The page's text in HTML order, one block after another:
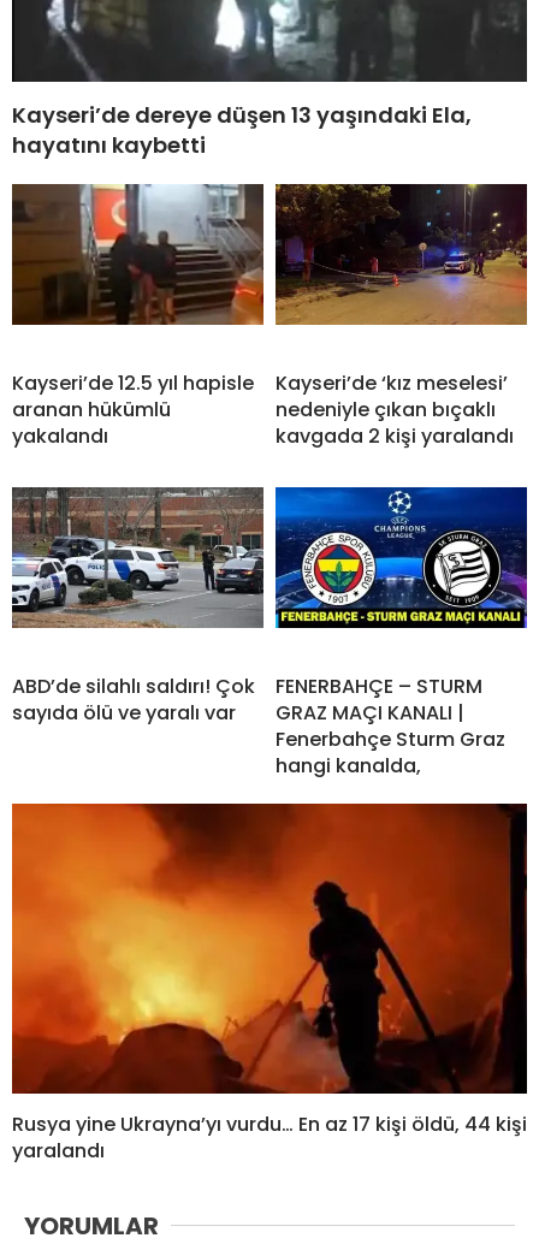
Kayseri’de dereye düşen 13 yaşındaki Ela,
hayatını kaybetti
Kayseri’de 12.5 yıl hapisle
aranan hükümlü
yakalandı
Kayseri’de ‘kız meselesi’
nedeniyle çıkan bıçaklı
kavgada 2 kişi yaralandı
ABD’de silahlı saldırı! Çok
sayıda ölü ve yaralı var
FENERBAHÇE – STURM
GRAZ MAÇI KANALI |
Fenerbahçe Sturm Graz
hangi kanalda,
Rusya yine Ukrayna’yı vurdu… En az 17 kişi öldü, 44 kişi
yaralandı
YORUMLAR